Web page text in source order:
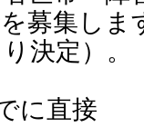
募集しま
決定）。
に直接